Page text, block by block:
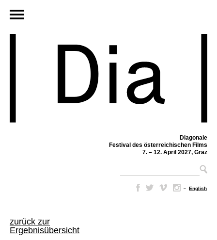
Diagonale
Festival des österreichischen Films
7. – 12. April 2027, Graz
– English
zurück zur
Ergebnisübersicht